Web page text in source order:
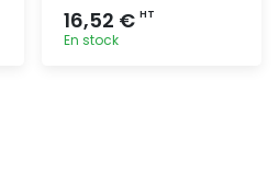
16,52 € HT
En stock